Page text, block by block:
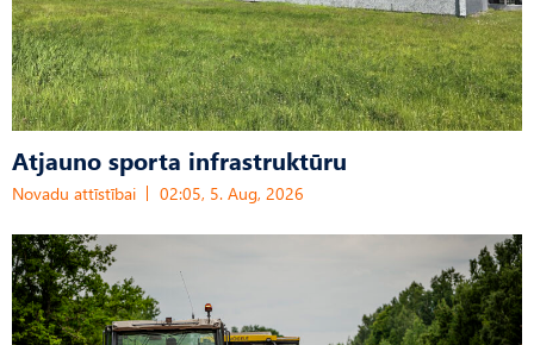
Atjauno sporta infrastruktūru
Novadu attīstībai 02:05, 5. Aug, 2026